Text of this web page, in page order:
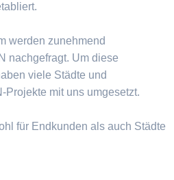
werden zunehmend
nachgefragt. Um diese
viele Städte und
Projekte mit uns umgesetzt.
für Endkunden als auch Städte